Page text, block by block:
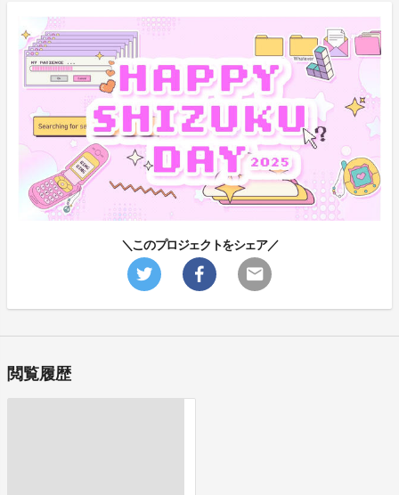
＼このプロジェクトをシェア／
閲覧履歴